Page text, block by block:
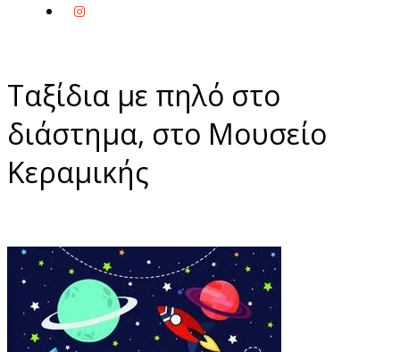
Ταξίδια με πηλό στο
διάστημα, στο Μουσείο
Κεραμικής